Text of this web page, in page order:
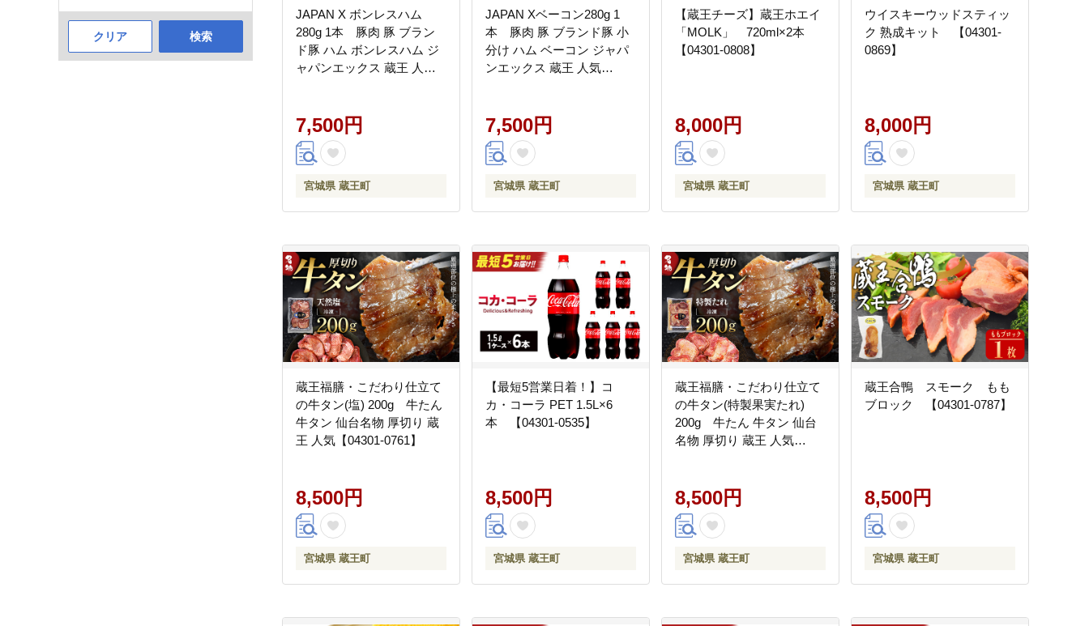
クリア 検索
JAPAN X ボンレスハム
280g 1本 豚肉 豚 ブラン
ド豚 ハム ボンレスハム ジ
ャパンエックス 蔵王 人気
7,500円
宮城県 蔵王町
JAPAN Xベーコン280g 1
本 豚肉 豚 ブランド豚 小
分け ハム ベーコン ジャパ
ンエックス 蔵王 人気
7,500円
宮城県 蔵王町
【蔵王チーズ】蔵王ホエイ
「MOLK」 720ml×2本
【04301-0808】
8,000円
宮城県 蔵王町
ウイスキーウッドスティッ
ク 熟成キット 【04301-
0869】
8,000円
宮城県 蔵王町
蔵王福膳・こだわり仕立て
の牛タン(塩) 200g 牛たん
牛タン 仙台名物 厚切り 蔵
王 人気【04301-0761】
8,500円
宮城県 蔵王町
【最短5営業日着！】コ
カ・コーラ PET 1.5L×6
本 【04301-0535】
8,500円
宮城県 蔵王町
蔵王福膳・こだわり仕立て
の牛タン(特製果実たれ)
200g 牛たん 牛タン 仙台
名物 厚切り 蔵王 人気
8,500円
宮城県 蔵王町
蔵王合鴨 スモーク もも
ブロック 【04301-0787】
8,500円
宮城県 蔵王町